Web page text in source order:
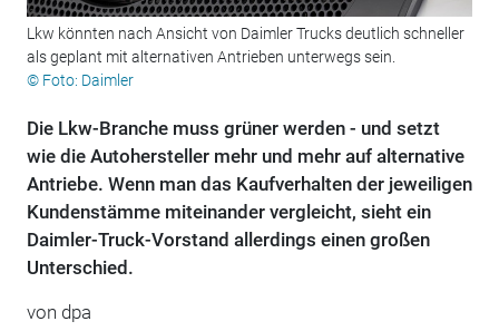
Lkw könnten nach Ansicht von Daimler Trucks deutlich schneller
als geplant mit alternativen Antrieben unterwegs sein.
© Foto: Daimler
Die Lkw-Branche muss grüner werden - und setzt
wie die Autohersteller mehr und mehr auf alternative
Antriebe. Wenn man das Kaufverhalten der jeweiligen
Kundenstämme miteinander vergleicht, sieht ein
Daimler-Truck-Vorstand allerdings einen großen
Unterschied.
von dpa